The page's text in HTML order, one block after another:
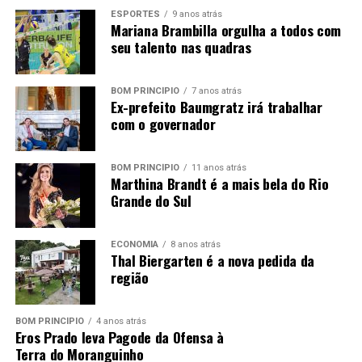
YouTube
ESPORTES 9 anos atrás
Mariana Brambilla orgulha a todos com
seu talento nas quadras
BOM PRINCÍPIO 7 anos atrás
Ex-prefeito Baumgratz irá trabalhar
com o governador
BOM PRINCÍPIO 11 anos atrás
Marthina Brandt é a mais bela do Rio
Grande do Sul
ECONOMIA 8 anos atrás
Thal Biergarten é a nova pedida da
região
BOM PRINCÍPIO 4 anos atrás
Eros Prado leva Pagode da Ofensa à
Terra do Moranguinho